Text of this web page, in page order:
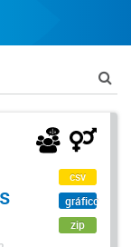
csv
gráfico
zip